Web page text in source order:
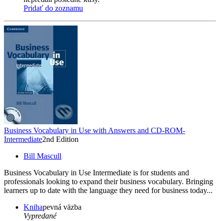
Pridať do zoznamu
Business Vocabulary in Use with Answers and CD-ROM-
Intermediate2nd Edition
Bill Mascull
Business Vocabulary in Use Intermediate is for students and
professionals looking to expand their business vocabulary. Bringing
learners up to date with the language they need for business today...
Knihapevná väzba
Vypredané